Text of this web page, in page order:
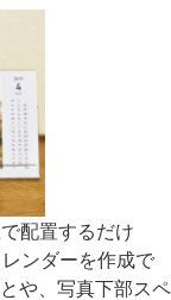
配置するだけ
ンダーを作成で
や、写真下部スペ